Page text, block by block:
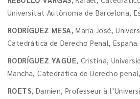
Universitat Autònoma de Barcelona,
RODRÍGUEZ MESA, María José,
Catedrática de Derecho Penal, España.
RODRÍGUEZ YAGÜE, Cristina,
Mancha, Catedrática de Derecho
ROETS, Damien, Professeur à